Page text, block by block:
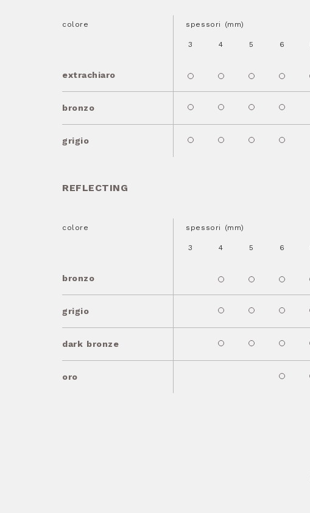
colore
extrachiaro
spessori (mm)
3 4 5 6
bronzo
grigio
REFLECTING
colore
bronzo
spessori (mm)
3 4 5 6
grigio
dark bronze
oro